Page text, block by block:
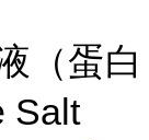
（蛋白
Salt